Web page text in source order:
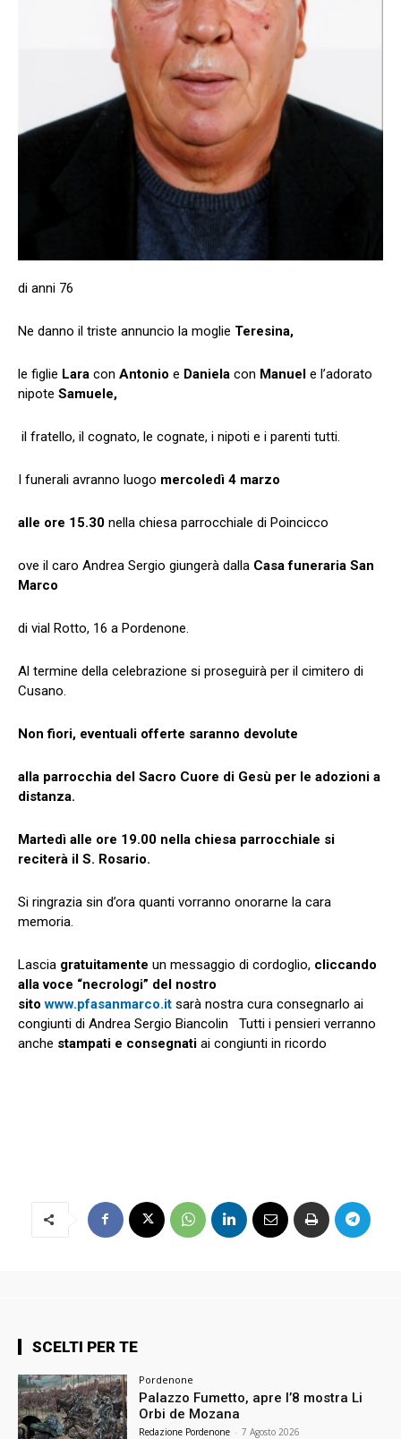
di anni 76
Ne danno il triste annuncio la moglie Teresina,
le figlie Lara con Antonio e Daniela con Manuel e l’adorato
nipote Samuele,
il fratello, il cognato, le cognate, i nipoti e i parenti tutti.
I funerali avranno luogo mercoledì 4 marzo
alle ore 15.30 nella chiesa parrocchiale di Poincicco
ove il caro Andrea Sergio giungerà dalla Casa funeraria San
Marco
di vial Rotto, 16 a Pordenone.
Al termine della celebrazione si proseguirà per il cimitero di
Cusano.
Non fiori, eventuali offerte saranno devolute
alla parrocchia del Sacro Cuore di Gesù per le adozioni a
distanza.
Martedì alle ore 19.00 nella chiesa parrocchiale si
reciterà il S. Rosario.
Si ringrazia sin d’ora quanti vorranno onorarne la cara
memoria.
Lascia gratuitamente un messaggio di cordoglio, cliccando
alla voce “necrologi” del nostro
sitowww.pfasanmarco.it sarà nostra cura consegnarlo ai
congiunti di Andrea Sergio Biancolin Tutti i pensieri verranno
anche stampati e consegnati ai congiunti in ricordo
SCELTI PER TE
Pordenone
Palazzo Fumetto, apre l’8 mostra Li
Orbi de Mozana
Redazione Pordenone - 7 Agosto 2026